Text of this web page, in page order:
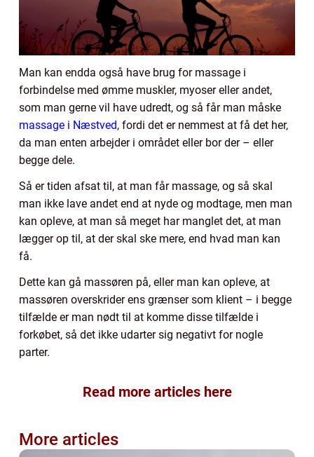
Man kan endda også have brug for massage i
forbindelse med ømme muskler, myoser eller andet,
som man gerne vil have udredt, og så får man måske
massage i Næstved, fordi det er nemmest at få det her,
da man enten arbejder i området eller bor der – eller
begge dele.
Så er tiden afsat til, at man får massage, og så skal
man ikke lave andet end at nyde og modtage, men man
kan opleve, at man så meget har manglet det, at man
lægger op til, at der skal ske mere, end hvad man kan
få.
Dette kan gå massøren på, eller man kan opleve, at
massøren overskrider ens grænser som klient – i begge
tilfælde er man nødt til at komme disse tilfælde i
forkøbet, så det ikke udarter sig negativt for nogle
parter.
Read more articles here
More articles